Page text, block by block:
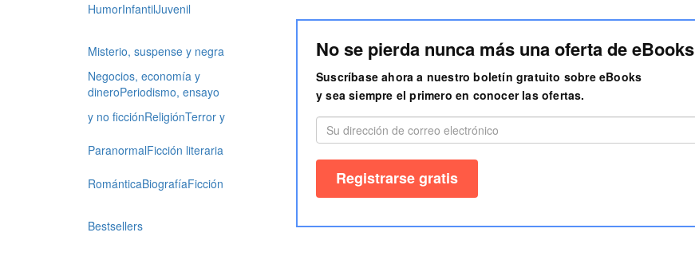
HumorInfantilJuvenil
Misterio, suspense y negra
Negocios, economía y
dineroPeriodismo, ensayo
y no ficciónReligiónTerror y
ParanormalFicción literaria
RománticaBiografíaFicción
Bestsellers
No se pierda nunca más una oferta de eBooks
Suscríbase ahora a nuestro boletín gratuito sobre eBooks
y sea siempre el primero en conocer las ofertas.